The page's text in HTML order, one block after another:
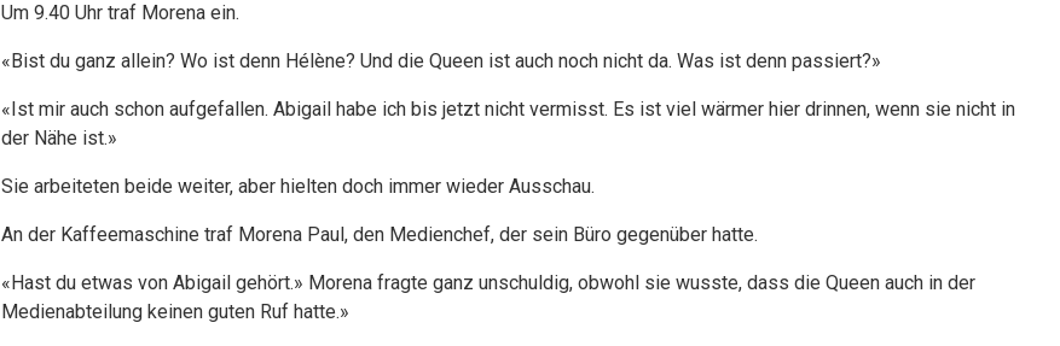
Um 9.40 Uhr traf Morena ein.
«Bist du ganz allein? Wo ist denn Hélène? Und die Queen ist auch noch nicht da. Was ist denn passiert?»
«Ist mir auch schon aufgefallen. Abigail habe ich bis jetzt nicht vermisst. Es ist viel wärmer hier drinnen, wenn sie nicht in
der Nähe ist.»
Sie arbeiteten beide weiter, aber hielten doch immer wieder Ausschau.
An der Kaffeemaschine traf Morena Paul, den Medienchef, der sein Büro gegenüber hatte.
«Hast du etwas von Abigail gehört.» Morena fragte ganz unschuldig, obwohl sie wusste, dass die Queen auch in der
Medienabteilung keinen guten Ruf hatte.»